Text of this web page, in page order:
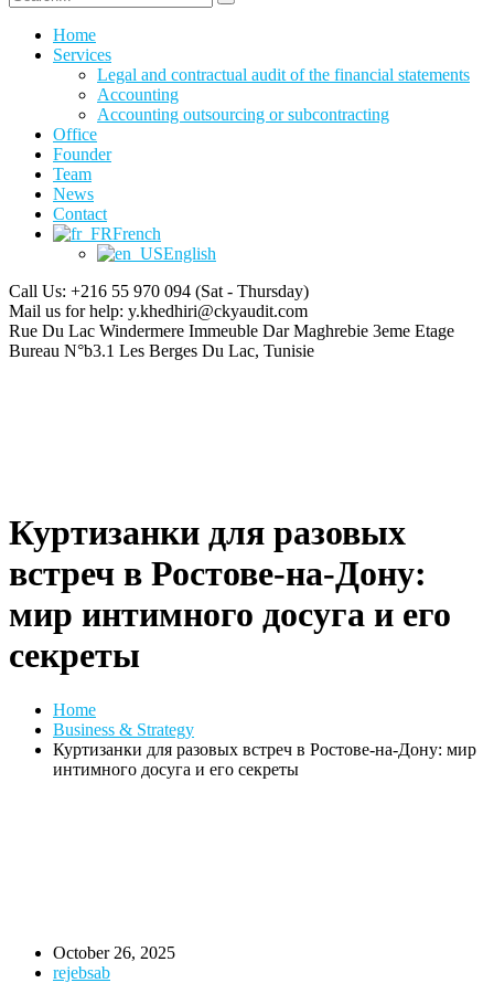
Home
Services
Legal and contractual audit of the financial statements
Accounting
Accounting outsourcing or subcontracting
Office
Founder
Team
News
Contact
French
English
Call Us: +216 55 970 094 (Sat - Thursday)
Mail us for help: y.khedhiri@ckyaudit.com
Rue Du Lac Windermere Immeuble Dar Maghrebie 3eme Etage
Bureau N°b3.1 Les Berges Du Lac, Tunisie
Куртизанки для разовых
встреч в Ростове-на-Дону:
мир интимного досуга и его
секреты
Home
Business & Strategy
Куртизанки для разовых встреч в Ростове-на-Дону: мир
интимного досуга и его секреты
October 26, 2025
rejebsab